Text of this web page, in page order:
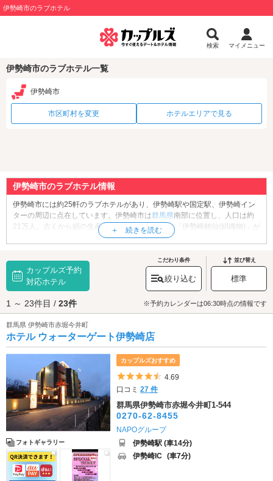
伊勢崎市のラブホテル
検索 マイメニュー
伊勢崎市のラブホテル一覧
伊勢崎市
市区町村を変更 ホテルエリアで見る
伊勢崎市のラブホテル情報
伊勢崎市には約25軒のラブホテルがあり、伊勢崎駅や国定駅、伊勢崎イン
ターの周辺に点在しています。伊勢崎市は群馬県南部に位置し、人口は約
21万人。古くから絹の生産が盛んで、特産品では「伊勢崎銘仙(絹織物)」が
有名です。現在は北関東有数の工業都市として発展し、太田市に次いで県
「Auto Mirai 華蔵寺遊園地 」や、レトロな木造洋風医院建築「
いせさき明治
館」、朱色の鳥居が色鮮やかな商売繁盛のパワースポット「 小泉稲荷神
社」などがあり、これらはデートスポットとしても人気です。そして伊勢
崎グルメといえば、野菜とうどんを煮込んだ郷土料理「おっきりこみ」
や、甘い味噌ダレを塗って焼き上げる「焼きまんじゅう」、ご当地もんじ
ゃ「いせさきもんじゃ」などがあり、食べ歩きも捗ること間違いなし。伊
勢崎駅から徒歩約10分の本町エリアは中心街となっており、カジュアルな
居酒屋やバー、スナックなどが連なり、夜の街歩きにもぴったりです。伊
勢崎市のラブホテルには、テラスのあるホテルやバリアフリーのホテル、
岩盤浴や露天風呂、サウナなど入浴設備が充実しているホテルなど、様々
なホテルがあります。伊勢崎市でラブホテルをお探しの際は、クーポン・
事前予約でお得に利用ができる『カップルズ』におまかせください。
カップルズ予約
対応ホテル
こだわり条件
絞り込む
並び替え
標準
1 ～ 23件目 / 23件 ※予約カレンダーは06:30時点の情報です
群馬県 伊勢崎市赤堀今井町
ホテル ウォーターゲート伊勢崎店
フォトギャラリー
カップルズおすすめ
5つ星のうち4.5
4.69
口コミ27 件
群馬県伊勢崎市赤堀今井町1-544
0270-62-8455
NAPOグループ
伊勢崎駅 (車14分)
伊勢崎IC (車7分)